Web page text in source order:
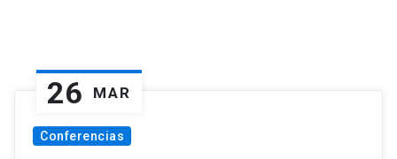
26 MAR
Conferencias